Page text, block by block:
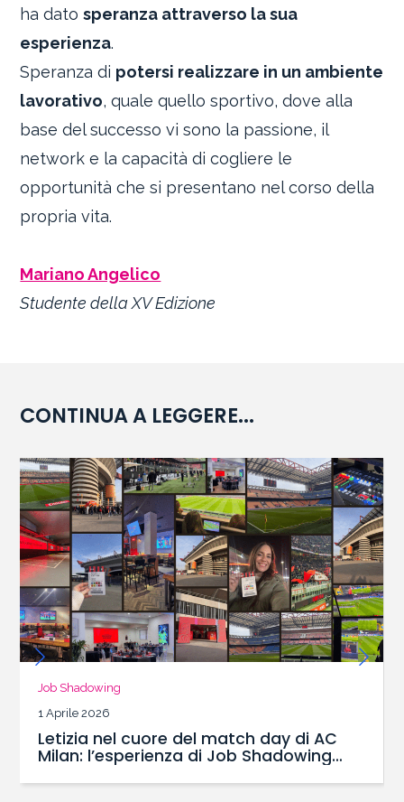
ha datosperanza attraverso la sua
esperienza.
Speranza di potersi realizzare in un ambiente
lavorativo, quale quello sportivo, dove alla
base del successo vi sono la passione, il
network e la capacità di cogliere le
opportunità che si presentano nel corso della
propria vita.
Mariano Angelico
Studente della XV Edizione
CONTINUA A LEGGERE...
Job Shadowing
1 Aprile 2026
Letizia nel cuore del match day di AC
Milan: l’esperienza di Job Shadowing